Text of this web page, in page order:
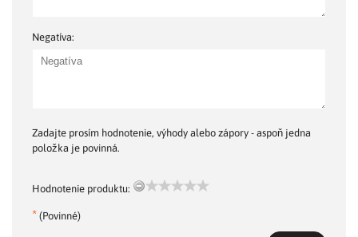
Negatíva:
Zadajte prosím hodnotenie, výhody alebo zápory - aspoň jedna
položka je povinná.
Hodnotenie produktu:
* (Povinné)